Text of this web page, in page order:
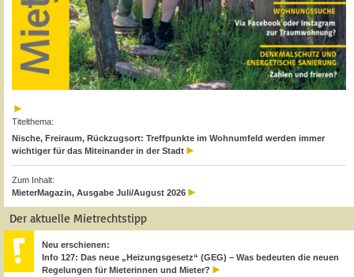
Titelthema:
Nische, Freiraum, Rückzugsort: Treffpunkte im Wohnumfeld werden immer
wichtiger für das Miteinander in der Stadt
Zum Inhalt:
MieterMagazin, Ausgabe Juli/August 2026
Der aktuelle Mietrechtstipp
Neu erschienen:
Info 127: Das neue „Heizungsgesetz“ (GEG) – Was bedeuten die neuen
Regelungen für Mieterinnen und Mieter?